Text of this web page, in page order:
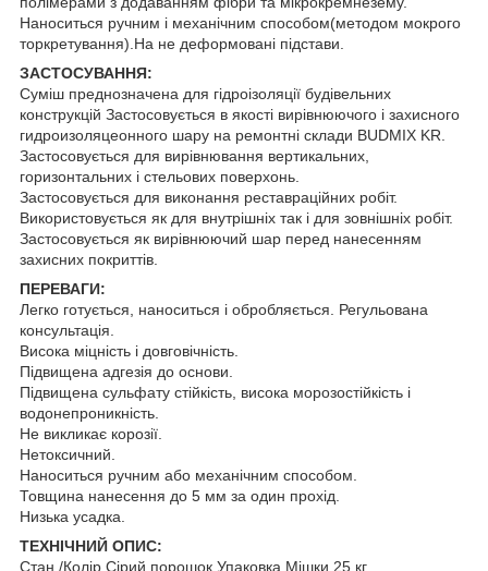
Наноситься ручним і механічним способом(методом мокрого
торкретування).На не деформовані підстави.
ЗАСТОСУВАННЯ:
Суміш преднозначена для гідроізоляції будівельних
конструкцій Застосовується в якості вирівнюючого і захисного
гидроизоляцеонного шару на ремонтні склади BUDMIX KR.
Застосовується для вирівнювання вертикальних,
горизонтальних і стельових поверхонь.
Застосовується для виконання реставраційних робіт.
Використовується як для внутрішніх так і для зовнішніх робіт.
Застосовується як вирівнюючий шар перед нанесенням
захисних покриттів.
ПЕРЕВАГИ:
Легко готується, наноситься і обробляється. Регульована
консультація.
Висока міцність і довговічність.
Підвищена адгезія до основи.
Підвищена сульфату стійкість, висока морозостійкість і
водонепроникність.
Не викликає корозії.
Нетоксичний.
Наноситься ручним або механічним способом.
Товщина нанесення до 5 мм за один прохід.
Низька усадка.
ТЕХНІЧНИЙ ОПИС:
Стан /Колір Сірий порошок Упаковка Мішки 25 кг